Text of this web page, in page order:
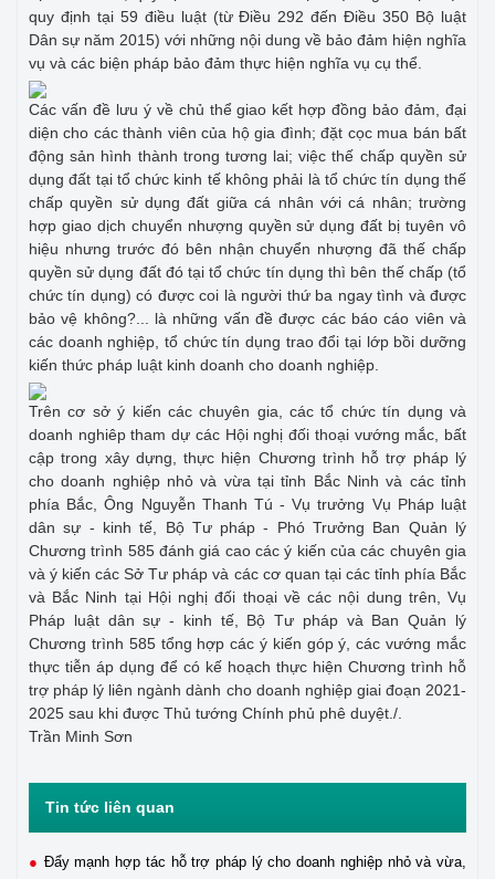
quy định tại 59 điều luật (từ Điều 292 đến Điều 350 Bộ luật
Dân sự năm 2015) với những nội dung về bảo đảm hiện nghĩa
vụ và các biện pháp bảo đảm thực hiện nghĩa vụ cụ thể.
Các vấn đề lưu ý về chủ thể giao kết hợp đồng bảo đảm, đại
diện cho các thành viên của hộ gia đình; đặt cọc mua bán bất
động sản hình thành trong tương lai; việc thế chấp quyền sử
dụng đất tại tổ chức kinh tế không phải là tổ chức tín dụng thế
chấp quyền sử dụng đất giữa cá nhân với cá nhân; trường
hợp giao dịch chuyển nhượng quyền sử dụng đất bị tuyên vô
hiệu nhưng trước đó bên nhận chuyển nhượng đã thế chấp
quyền sử dụng đất đó tại tổ chức tín dụng thì bên thế chấp (tổ
chức tín dụng) có được coi là người thứ ba ngay tình và được
bảo vệ không?... là những vấn đề được các báo cáo viên và
các doanh nghiệp, tổ chức tín dụng trao đổi tại lớp bồi dưỡng
kiến thức pháp luật kinh doanh cho doanh nghiệp.
Trên cơ sở ý kiến các chuyên gia, các tổ chức tín dụng và
doanh nghiêp tham dự các Hội nghị đối thoại vướng mắc, bất
cập trong xây dựng, thực hiện Chương trình hỗ trợ pháp lý
cho doanh nghiệp nhỏ và vừa tại tỉnh Bắc Ninh và các tỉnh
phía Bắc, Ông Nguyễn Thanh Tú - Vụ trưởng Vụ Pháp luật
dân sự - kinh tế, Bộ Tư pháp - Phó Trưởng Ban Quản lý
Chương trình 585 đánh giá cao các ý kiến của các chuyên gia
và ý kiến các Sở Tư pháp và các cơ quan tại các tỉnh phía Bắc
và Bắc Ninh tại Hội nghị đối thoại về các nội dung trên, Vụ
Pháp luật dân sự - kinh tế, Bộ Tư pháp và Ban Quản lý
Chương trình 585 tổng hợp các ý kiến góp ý, các vướng mắc
thực tiễn áp dụng để có kế hoạch thực hiện Chương trình hỗ
trợ pháp lý liên ngành dành cho doanh nghiệp giai đoạn 2021-
2025 sau khi được Thủ tướng Chính phủ phê duyệt./.
Trần Minh Sơn
Tin tức liên quan
Đẩy mạnh hợp tác hỗ trợ pháp lý cho doanh nghiệp nhỏ và vừa,